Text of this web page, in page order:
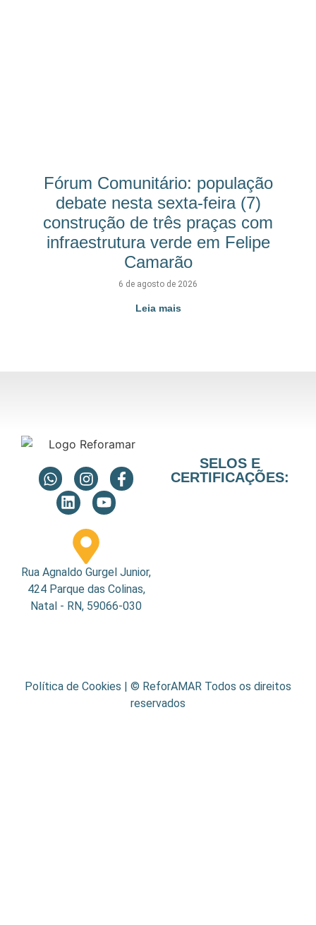
Fórum Comunitário: população
debate nesta sexta-feira (7)
construção de três praças com
infraestrutura verde em Felipe
Camarão
6 de agosto de 2026
Leia mais
Rua Agnaldo Gurgel Junior,
424 Parque das Colinas,
Natal - RN, 59066-030
SELOS E
CERTIFICAÇÕES:
Política de Cookies | © ReforAMAR Todos os direitos
reservados